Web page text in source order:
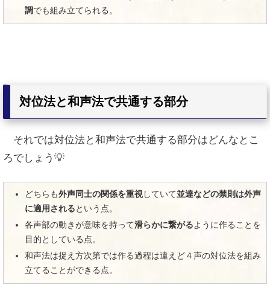
調でも組み立てられる。
対位法と和声法で共通する部分
それでは対位法と和声法で共通する部分はどんなとこ
ろでしょう💡
どちらも外声同士の関係を重視していて並達などの禁則は外声
に適用される という点。
各声部の動きが意味を持って滑らかに繋がる ように作ることを
目的としている点。
和声法は捉え方次第では作る過程は違えど４声の対位法を組み
立てることができる点。